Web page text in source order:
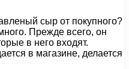
сыр от покупного?
Прежде всего, он
в него входят.
в магазине, делается